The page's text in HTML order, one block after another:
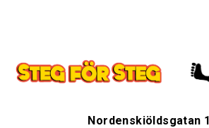
Nordenskiöldsgatan